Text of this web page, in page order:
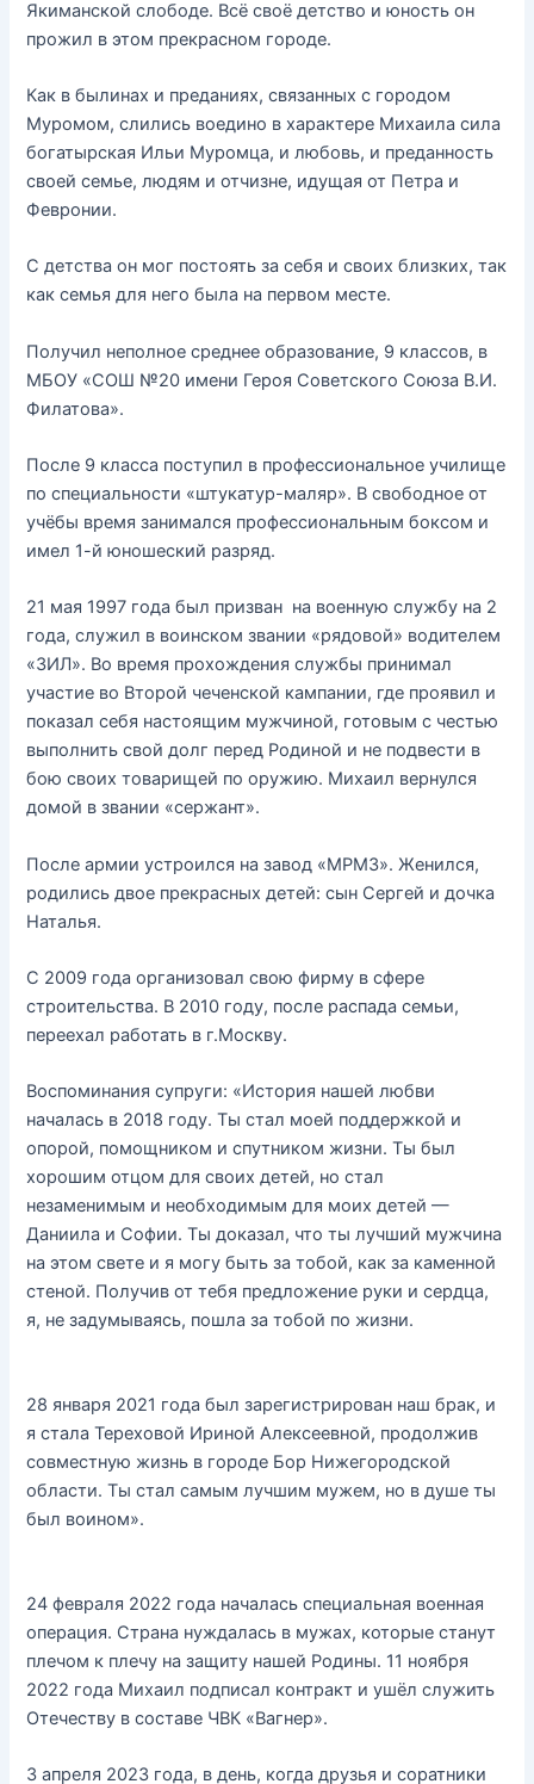
Якиманской слободе. Всё своё детство и юность он
прожил в этом прекрасном городе.
Как в былинах и преданиях, связанных с городом
Муромом, слились воедино в характере Михаила сила
богатырская Ильи Муромца, и любовь, и преданность
своей семье, людям и отчизне, идущая от Петра и
Февронии.
С детства он мог постоять за себя и своих близких, так
как семья для него была на первом месте.
Получил неполное среднее образование, 9 классов, в
МБОУ «СОШ №20 имени Героя Советского Союза В.И.
Филатова».
После 9 класса поступил в профессиональное училище
по специальности «штукатур-маляр». В свободное от
учёбы время занимался профессиональным боксом и
имел 1-й юношеский разряд.
21 мая 1997 года был призван на военную службу на 2
года, служил в воинском звании «рядовой» водителем
«ЗИЛ». Во время прохождения службы принимал
участие во Второй чеченской кампании, где проявил и
показал себя настоящим мужчиной, готовым с честью
выполнить свой долг перед Родиной и не подвести в
бою своих товарищей по оружию. Михаил вернулся
домой в звании «сержант».
После армии устроился на завод «МРМЗ». Женился,
родились двое прекрасных детей: сын Сергей и дочка
Наталья.
С 2009 года организовал свою фирму в сфере
строительства. В 2010 году, после распада семьи,
переехал работать в г.Москву.
Воспоминания супруги: «История нашей любви
началась в 2018 году. Ты стал моей поддержкой и
опорой, помощником и спутником жизни. Ты был
хорошим отцом для своих детей, но стал
незаменимым и необходимым для моих детей —
Даниила и Софии. Ты доказал, что ты лучший мужчина
на этом свете и я могу быть за тобой, как за каменной
стеной. Получив от тебя предложение руки и сердца,
я, не задумываясь, пошла за тобой по жизни.
28 января 2021 года был зарегистрирован наш брак, и
я стала Тереховой Ириной Алексеевной, продолжив
совместную жизнь в городе Бор Нижегородской
области. Ты стал самым лучшим мужем, но в душе ты
был воином».
24 февраля 2022 года началась специальная военная
операция. Страна нуждалась в мужах, которые станут
плечом к плечу на защиту нашей Родины. 11 ноября
2022 года Михаил подписал контракт и ушёл служить
Отечеству в составе ЧВК «Вагнер».
3 апреля 2023 года, в день, когда друзья и соратники